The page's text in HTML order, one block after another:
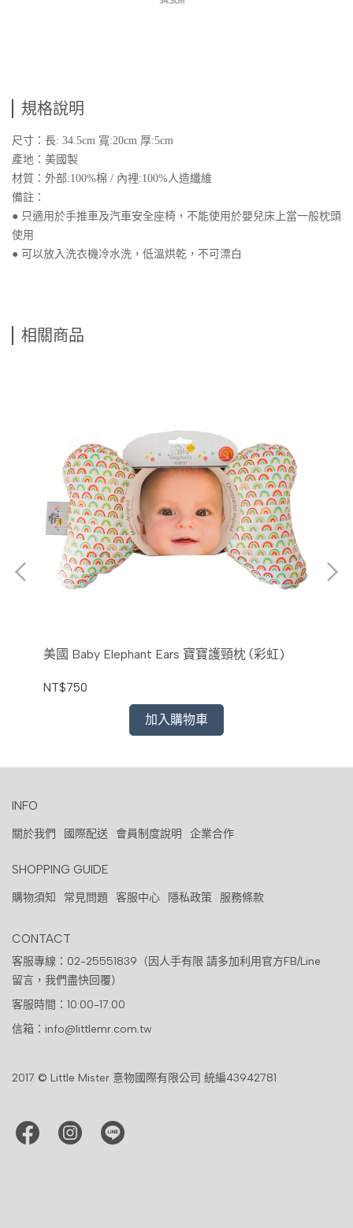
規格說明
尺寸：長: 34.5cm 寬:20cm 厚:5cm
產地：美國製
材質：外部:100%棉 / 內裡:100%人造纖維
備註：
● 只適用於手推車及汽車安全座椅，不能使用於嬰兒床上當一般枕頭
使用
● 可以放入洗衣機冷水洗，低溫烘乾，不可漂白
相關商品
美國 Baby Elephant Ears 寶寶護頸枕 (彩虹)
NT$750
加入購物車
INFO
關於我們 國際配送 會員制度說明 企業合作
SHOPPING GUIDE
購物須知 常見問題 客服中心 隱私政策 服務條款
CONTACT
客服專線：02-25551839（因人手有限 請多加利用官方FB/Line
留言，我們盡快回覆）
客服時間：10:00-17:00
信箱：info@littlemr.com.tw
2017 © Little Mister 憙物國際有限公司 統編43942781